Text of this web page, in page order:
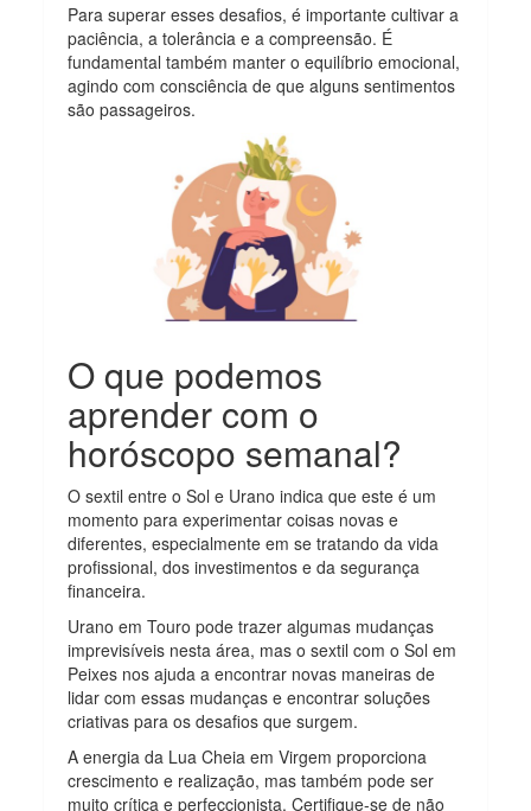
Para superar esses desafios, é importante cultivar a
paciência, a tolerância e a compreensão. É
fundamental também manter o equilíbrio emocional,
agindo com consciência de que alguns sentimentos
são passageiros.
O que podemos
aprender com o
horóscopo semanal?
O sextil entre o Sol e Urano indica que este é um
momento para experimentar coisas novas e
diferentes, especialmente em se tratando da vida
profissional, dos investimentos e da segurança
financeira.
Urano em Touro pode trazer algumas mudanças
imprevisíveis nesta área, mas o sextil com o Sol em
Peixes nos ajuda a encontrar novas maneiras de
lidar com essas mudanças e encontrar soluções
criativas para os desafios que surgem.
A energia da Lua Cheia em Virgem proporciona
crescimento e realização, mas também pode ser
muito crítica e perfeccionista. Certifique-se de não